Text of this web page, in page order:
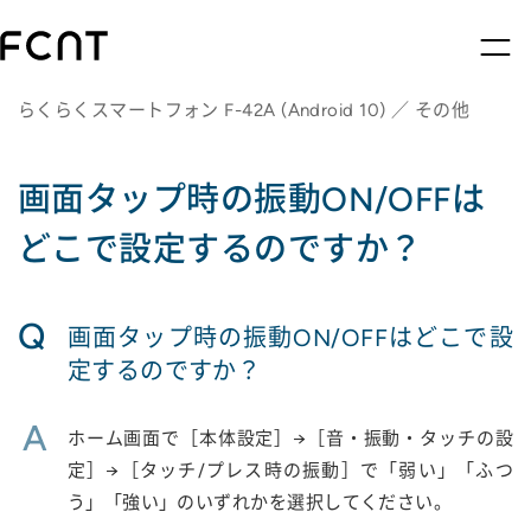
らくらくスマートフォン F-42A (Android 10) ／ その他
画面タップ時の振動ON/OFFは
どこで設定するのですか？
Q
画面タップ時の振動ON/OFFはどこで設
定するのですか？
A
ホーム画面で［本体設定］→［音・振動・タッチの設
定］→［タッチ/プレス時の振動］で「弱い」「ふつ
う」「強い」のいずれかを選択してください。